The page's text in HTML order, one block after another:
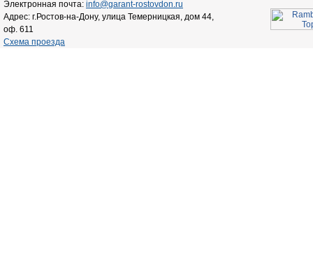
Электронная почта: info@garant-rostovdon.ru
Адрес: г.Ростов-на-Дону, улица Темерницкая, дом 44,
оф. 611
Схема проезда